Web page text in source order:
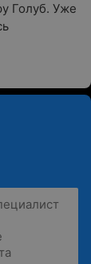
Голуб. Уже